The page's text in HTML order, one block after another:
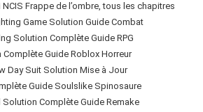
Frappe de l’ombre, tous les chapitres
Game Solution Guide Combat
Solution Complète Guide RPG
Guide Roblox Horreur
Day Suit Solution Mise à Jour
Guide Soulslike Spinosaure
Complète Guide Remake